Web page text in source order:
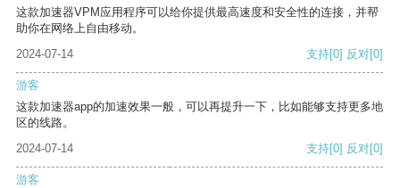
这款加速器VPM应用程序可以给你提供最高速度和安全性的连接，并帮
助你在网络上自由移动。
2024-07-14
支持[0] 反对[0]
游客
这款加速器app的加速效果一般，可以再提升一下，比如能够支持更多地
区的线路。
2024-07-14
支持[0] 反对[0]
游客